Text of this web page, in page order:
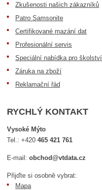
Zkušenosti našich zákazníků
Patro Samsonite
Certifikované mazání dat
Profesionální servis
Speciální nabídka pro
Záruka na zboží
Reklamační řád
RYCHLÝ KONTAKT
Vysoké Mýto
Tel.:+420465 421 761
E-mail:obchod@vtdata.cz
Přijďte si osobně vybrat:
Mapa